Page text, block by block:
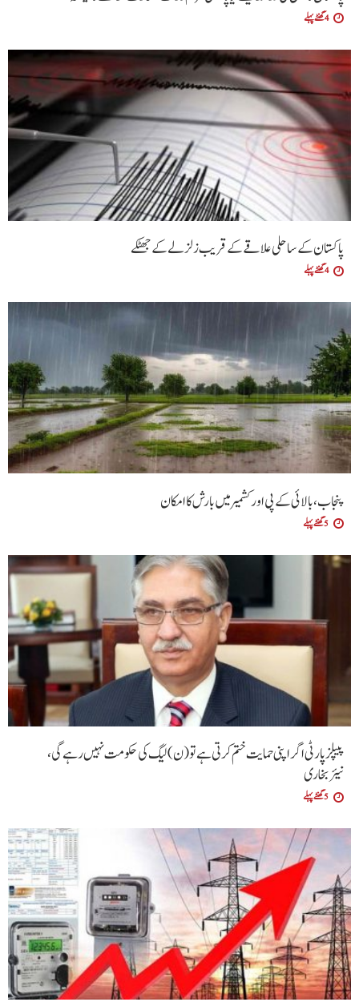
4 گھنٹے پہلے
پاکستان کے ساحلی علاقے کے قریب زلزلے کے جھٹکے
4 گھنٹے پہلے
پنجاب، بالائی کے پی اور کشمیر میں بارش کا امکان
5 گھنٹے پہلے
پیپلزپارٹی اگر اپنی حمایت ختم کرتی ہے تو (ن) لیگ کی حکومت نہیں رہے گی،
نیئربخاری
5 گھنٹے پہلے